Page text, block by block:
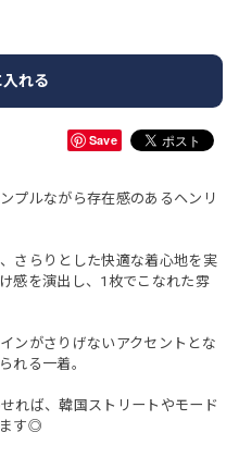
れる
Save
プルながら存在感のあるヘンリ
さらりとした快適な着心地を実
感を演出し、1枚でこなれた雰
ンがさりげないアクセントとな
れる一着。
れば、韓国ストリートやモード
ます◎